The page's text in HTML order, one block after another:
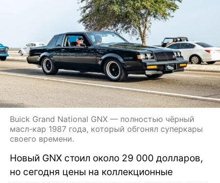
Buick Grand National GNX — полностью чёрный
масл-кар 1987 года, который обгонял суперкары
своего времени.
Новый GNX стоил около 29 000 долларов,
но сегодня цены на коллекционные